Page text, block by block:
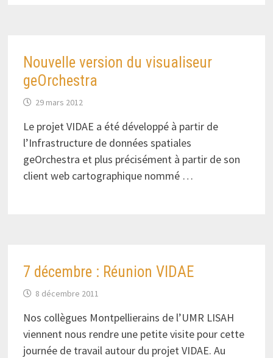
Nouvelle version du visualiseur
geOrchestra
29 mars 2012
Le projet VIDAE a été développé à partir de
l’Infrastructure de données spatiales
geOrchestra et plus précisément à partir de son
client web cartographique nommé …
7 décembre : Réunion VIDAE
8 décembre 2011
Nos collègues Montpellierains de l’UMR LISAH
viennent nous rendre une petite visite pour cette
journée de travail autour du projet VIDAE. Au